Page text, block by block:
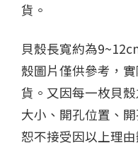
貨。
貝殼長寬約為
殼圖片僅供參考，
貨。又因每一枚貝
大小、開孔位置、
恕不接受因以上理